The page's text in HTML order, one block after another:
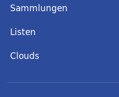
Sammlungen
Listen
Clouds